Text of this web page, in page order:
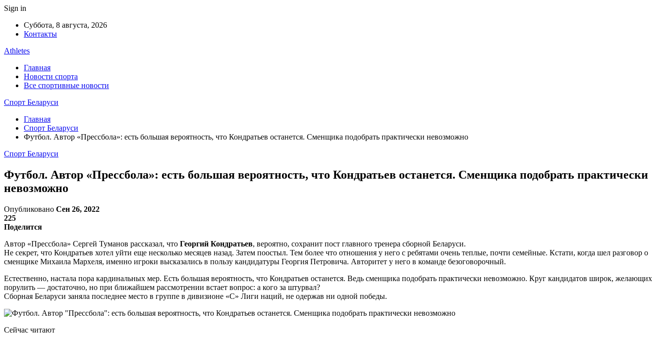
Sign in
Суббота, 8 августа, 2026
Контакты
Athletes
Главная
Новости спорта
Все спортивные новости
Спорт Беларуси
Главная
Спорт Беларуси
Футбол. Автор «Прессбола»: есть большая вероятность, что Кондратьев останется. Сменщика подобрать практически невозможно
Спорт Беларуси
Футбол. Автор «Прессбола»: есть большая вероятность, что Кондратьев останется. Сменщика подобрать практически
невозможно
Опубликовано Сен 26, 2022
225
Поделится
Автор «Прессбола» Сергей Туманов рассказал, что Георгий Кондратьев, вероятно, сохранит пост главного тренера сборной Беларуси.
Не секрет, что Кондратьев хотел уйти еще несколько месяцев назад. Затем поостыл. Тем более что отношения у него с ребятами очень теплые, почти семейные. Кстати, когда шел разговор о
сменщике Михаила Мархеля, именно игроки высказались в пользу кандидатуры Георгия Петровича. Авторитет у него в команде безоговорочный.
Естественно, настала пора кардинальных мер. Есть большая вероятность, что Кондратьев останется. Ведь сменщика подобрать практически невозможно. Круг кандидатов широк, желающих
порулить — достаточно, но при ближайшем рассмотрении встает вопрос: а кого за штурвал?
Сборная Беларуси заняла последнее место в группе в дивизионе «С» Лиги наций, не одержав ни одной победы.
Сейчас читают